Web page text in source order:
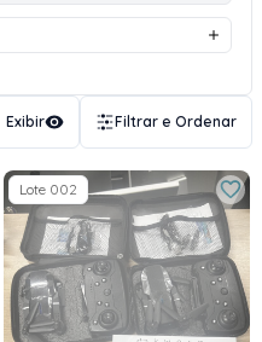
Exibir Filtrar e Ordenar
Lote 002